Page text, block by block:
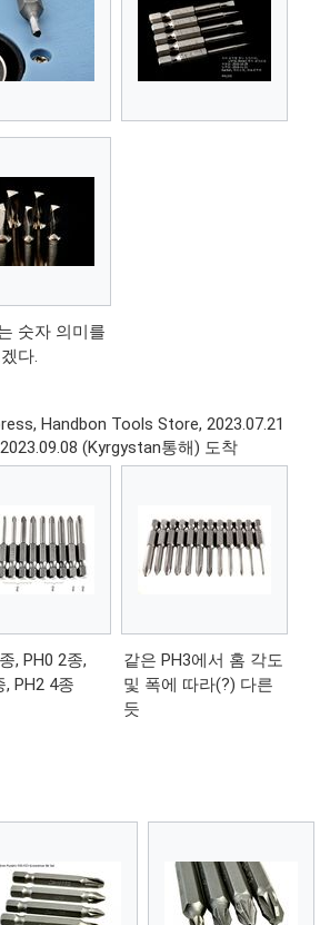
숫자 의미를
다.
Handbon Tools Store, 2023.07.21
(Kyrgystan통해) 도착
, PH0 2종,
, PH2 4종
같은 PH3에서 홈 각도
및 폭에 따라(?) 다른
듯